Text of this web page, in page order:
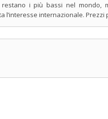
i più bassi nel mondo,
l’interesse internazionale.